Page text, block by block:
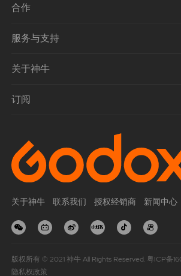
合作
服务与支持
关于神牛
订阅
关于神牛 联系我们 授权经销商 新闻中心
隐私权政策
版权所有 © 2021 神牛 All Rights Reserved.粤ICP备